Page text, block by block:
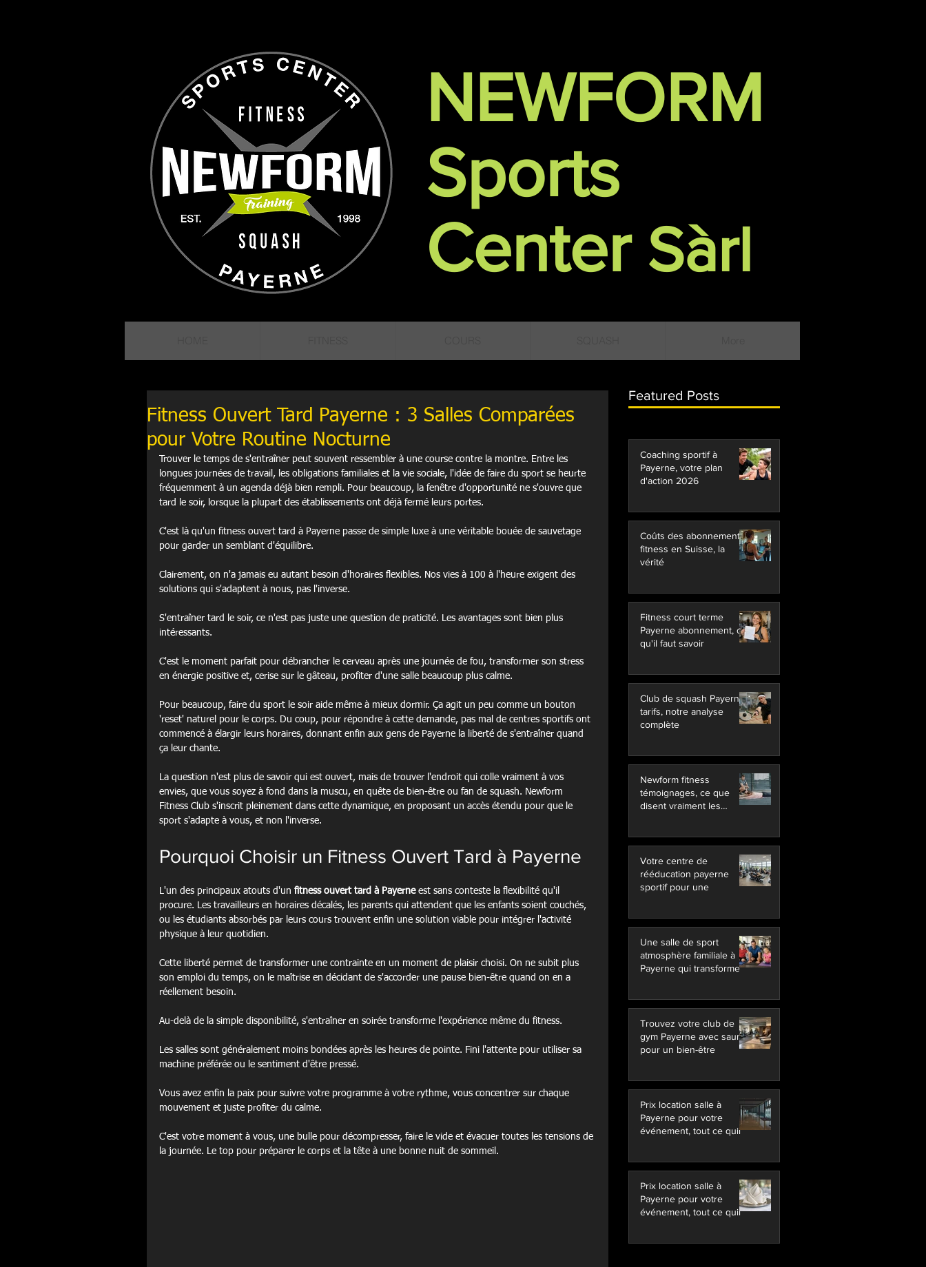
NEWFORM
Sports
CenterSàrl
Fitness Ouvert Tard Payerne : 3 Salles Comparées
pour Votre Routine Nocturne
Trouver le temps de s'entraîner peut souvent ressembler à une course contre la montre. Entre les
longues journées de travail, les obligations familiales et la vie sociale, l'idée de faire du sport se heurte
fréquemment à un agenda déjà bien rempli. Pour beaucoup, la fenêtre d'opportunité ne s'ouvre que
tard le soir, lorsque la plupart des établissements ont déjà fermé leurs portes.
C'est là qu'un fitness ouvert tard à Payerne passe de simple luxe à une véritable bouée de sauvetage
pour garder un semblant d'équilibre.
Clairement, on n'a jamais eu autant besoin d'horaires flexibles. Nos vies à 100 à l'heure exigent des
solutions qui s'adaptent à nous, pas l'inverse.
S'entraîner tard le soir, ce n'est pas juste une question de praticité. Les avantages sont bien plus
intéressants.
C'est le moment parfait pour débrancher le cerveau après une journée de fou, transformer son stress
en énergie positive et, cerise sur le gâteau, profiter d'une salle beaucoup plus calme.
Pour beaucoup, faire du sport le soir aide même à mieux dormir. Ça agit un peu comme un bouton
'reset' naturel pour le corps. Du coup, pour répondre à cette demande, pas mal de centres sportifs ont
commencé à élargir leurs horaires, donnant enfin aux gens de Payerne la liberté de s'entraîner quand
ça leur chante.
La question n'est plus de savoir qui est ouvert, mais de trouver l'endroit qui colle vraiment à vos
envies, que vous soyez à fond dans la muscu, en quête de bien-être ou fan de squash. Newform
Fitness Club s'inscrit pleinement dans cette dynamique, en proposant un accès étendu pour que le
sport s'adapte à vous, et non l'inverse.
Pourquoi Choisir un Fitness Ouvert Tard à Payerne
L'un des principaux atouts d'un fitness ouvert tard à Payerne est sans conteste la flexibilité qu'il
procure. Les travailleurs en horaires décalés, les parents qui attendent que les enfants soient couchés,
ou les étudiants absorbés par leurs cours trouvent enfin une solution viable pour intégrer l'activité
physique à leur quotidien.
Cette liberté permet de transformer une contrainte en un moment de plaisir choisi. On ne subit plus
son emploi du temps, on le maîtrise en décidant de s'accorder une pause bien-être quand on en a
réellement besoin.
Au-delà de la simple disponibilité, s'entraîner en soirée transforme l'expérience même du fitness.
Les salles sont généralement moins bondées après les heures de pointe. Fini l'attente pour utiliser sa
machine préférée ou le sentiment d'être pressé.
Vous avez enfin la paix pour suivre votre programme à votre rythme, vous concentrer sur chaque
mouvement et juste profiter du calme.
C'est votre moment à vous, une bulle pour décompresser, faire le vide et évacuer toutes les tensions de
la journée. Le top pour préparer le corps et la tête à une bonne nuit de sommeil.
Featured Posts
Coaching sportif à
Payerne, votre plan
d'action 2026
Coûts des abonnements
fitness en Suisse, la
vérité
Fitness court terme
Payerne abonnement, ce
qu'il faut savoir
Club de squash Payerne
tarifs, notre analyse
complète
Newform fitness
témoignages, ce que
disent vraiment les
Votre centre de
rééducation payerne
sportif pour une
Une salle de sport
atmosphère familiale à
Payerne qui transforme
Trouvez votre club de
gym Payerne avec sauna
pour un bien-être
Prix location salle à
Payerne pour votre
événement, tout ce quil
Prix location salle à
Payerne pour votre
événement, tout ce quil